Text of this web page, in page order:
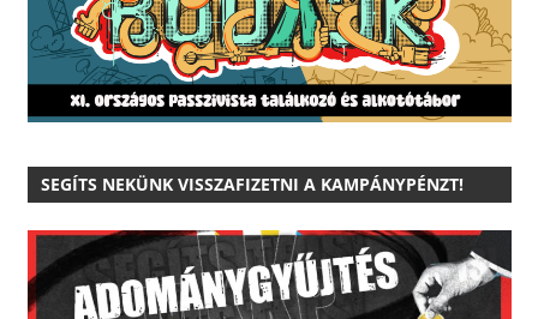
SEGÍTS NEKÜNK VISSZAFIZETNI A KAMPÁNYPÉNZT!